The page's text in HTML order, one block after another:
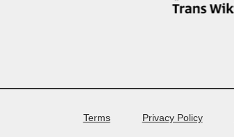
Privacy Policy
Terms